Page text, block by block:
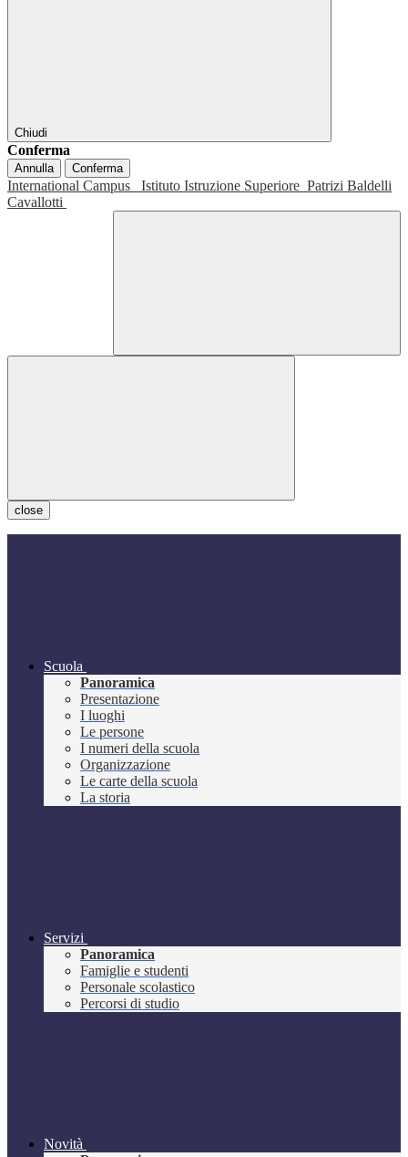
Chiudi
Conferma
Annulla Conferma
International Campus Istituto Istruzione Superiore Patrizi Baldelli
Cavallotti
close
Scuola
Panoramica
Presentazione
I luoghi
Le persone
I numeri della scuola
Organizzazione
Le carte della scuola
La storia
Servizi
Panoramica
Famiglie e studenti
Personale scolastico
Percorsi di studio
Novità